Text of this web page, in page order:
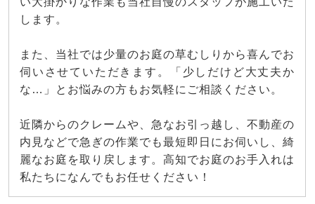
します。
また、当社では少量のお庭の草むしりから喜んでお
伺いさせていただきます。「少しだけど大丈夫か
な…」とお悩みの方もお気軽にご相談ください。
近隣からのクレームや、急なお引っ越し、不動産の
内見などで急ぎの作業でも最短即日にお伺いし、綺
麗なお庭を取り戻します。高知でお庭のお手入れは
私たちになんでもお任せください！